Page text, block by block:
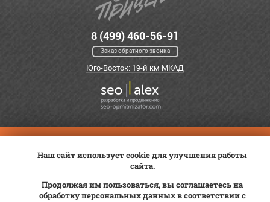
8 (499) 460-56-91
Заказ обратного звонка
Юго-Восток: 19-й км МКАД
Доставка
Сервис
Контакты
© 2012—2026 «Купи прицеп»™ (ООО «Авангард», ИНН 9723035587)
Наш сайт использует cookie для улучшения работы
сайта.
Продолжая им пользоваться, вы соглашаетесь на
обработку персональных данных в соответствии с